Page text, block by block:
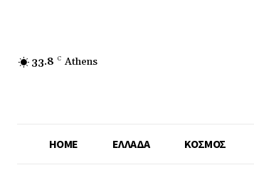
33.8 C Athens
HOME ΕΛΛΑΔΑ ΚΟΣΜΟΣ